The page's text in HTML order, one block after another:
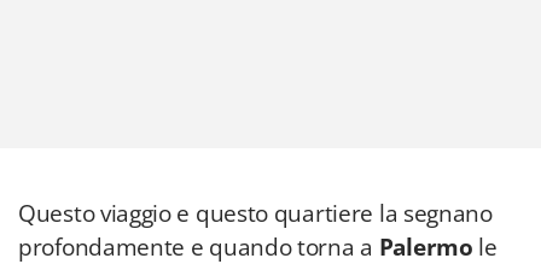
Questo viaggio e questo quartiere la segnano
profondamente e quando torna a Palermo le